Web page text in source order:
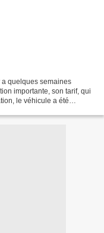
quelques semaines
importante, son tarif, qui
le véhicule a été